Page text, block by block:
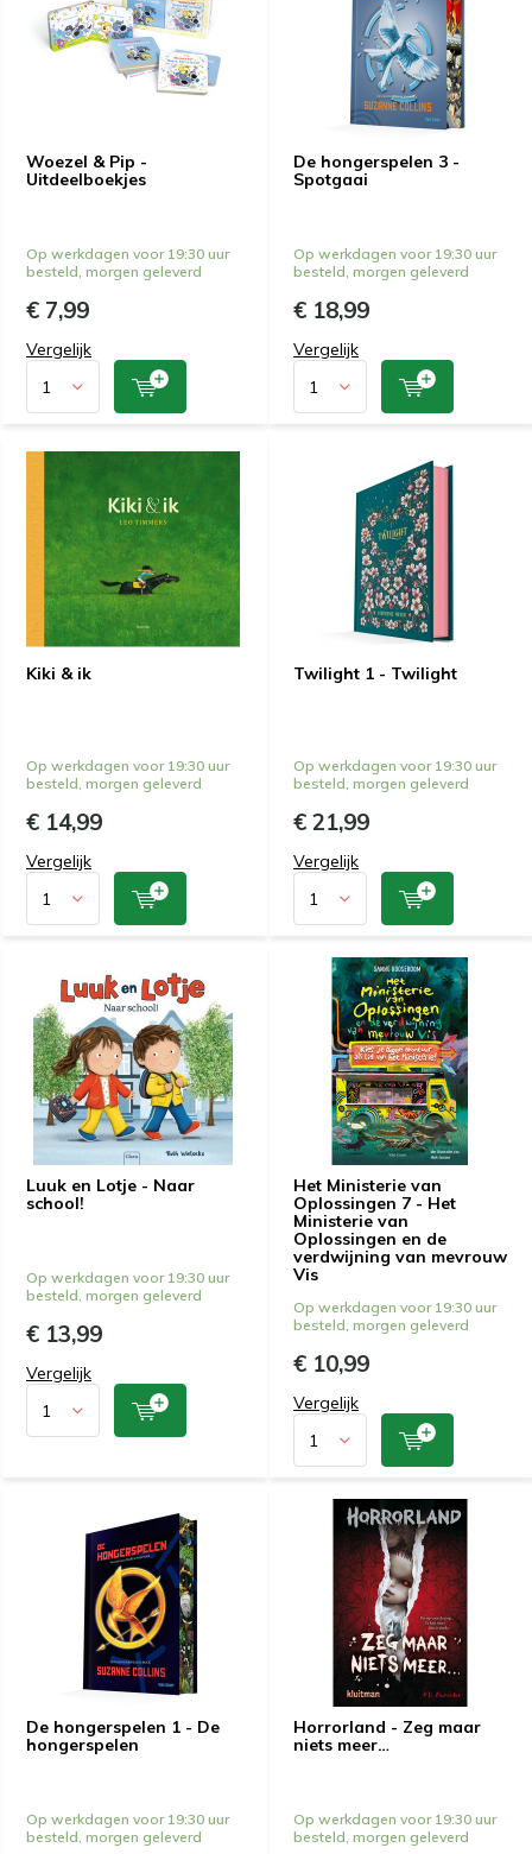
Woezel & Pip -
Uitdeelboekjes
Op werkdagen voor 19:30 uur
besteld, morgen geleverd
€ 7,99
Vergelijk
De hongerspelen 3 -
Spotgaai
Op werkdagen voor 19:30 uur
besteld, morgen geleverd
€ 18,99
Vergelijk
Kiki & ik
Op werkdagen voor 19:30 uur
besteld, morgen geleverd
€ 14,99
Vergelijk
Twilight 1 - Twilight
Op werkdagen voor 19:30 uur
besteld, morgen geleverd
€ 21,99
Vergelijk
Luuk en Lotje - Naar
school!
Op werkdagen voor 19:30 uur
besteld, morgen geleverd
€ 13,99
Vergelijk
Het Ministerie van
Oplossingen 7 - Het
Ministerie van
Oplossingen en de
verdwijning van mevrouw
Vis
Op werkdagen voor 19:30 uur
besteld, morgen geleverd
€ 10,99
Vergelijk
De hongerspelen 1 - De
hongerspelen
Op werkdagen voor 19:30 uur
besteld, morgen geleverd
Horrorland - Zeg maar
niets meer…
Op werkdagen voor 19:30 uur
besteld, morgen geleverd